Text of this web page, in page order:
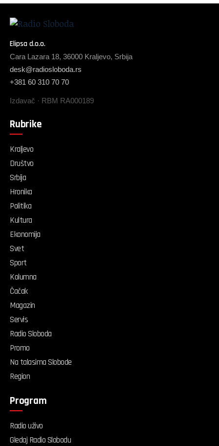
Elipsa d.o.o.
Cara Lazara 18, 36000 Kraljevo, Srbija
desk@radiosloboda.rs
+381 60 310 70 70
Izdavač · RBM RA000189
Rubrike
Kraljevo
Društvo
Srbija
Hronika
Politika
Kultura
Ekonomija
Svet
Sport
Kolumna
Čačak
Magazin
Servis
Radio Sloboda
Promo
Na talasima Slobode
Region
Program
Radio uživo
Gledaj Radio Slobodu